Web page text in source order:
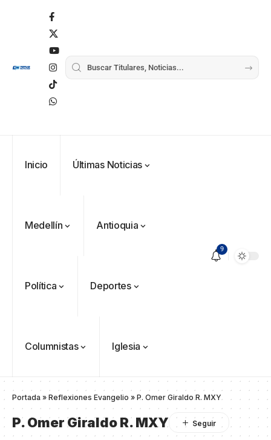
Inicio Últimas Noticias
Medellín Antioquia
Política Deportes
Columnistas Iglesia
9
Portada» Reflexiones Evangelio » P. Omer Giraldo R. MXY
P. Omer Giraldo R. MXY